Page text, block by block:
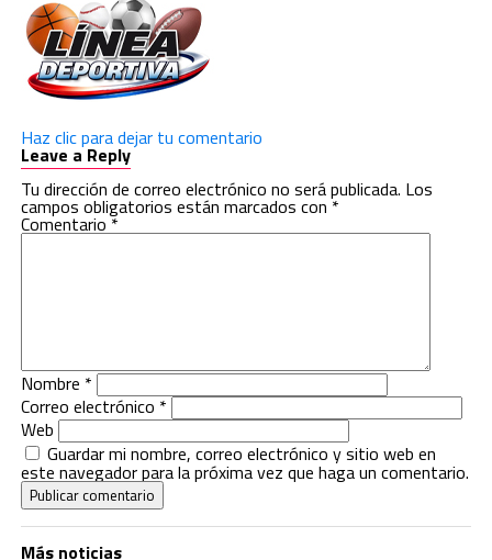
Haz clic para dejar tu comentario
Leave a Reply
Tu dirección de correo electrónico no será publicada. Los
campos obligatorios están marcados con*
Comentario*
Nombre *
Correo electrónico *
Web
Guardar mi nombre, correo electrónico y sitio web en
este navegador para la próxima vez que haga un comentario.
Más noticias